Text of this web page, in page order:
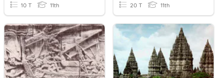
10 T 11th 20 T 11th